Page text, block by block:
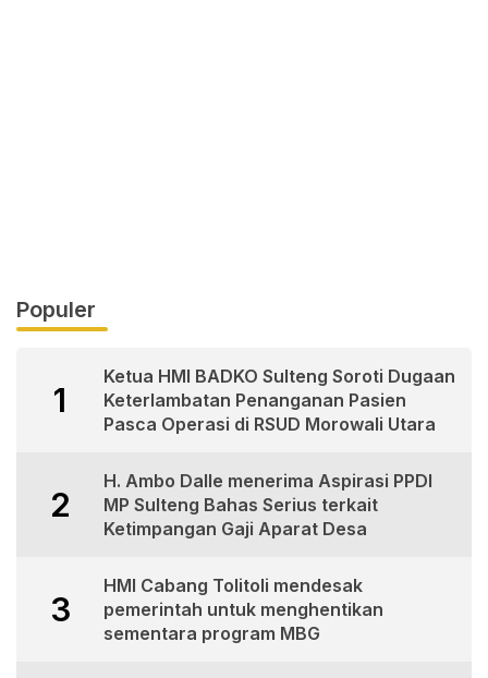
Populer
1
Ketua HMI BADKO Sulteng Soroti Dugaan
Keterlambatan Penanganan Pasien
Pasca Operasi di RSUD Morowali Utara
2
H. Ambo Dalle menerima Aspirasi PPDI
MP Sulteng Bahas Serius terkait
Ketimpangan Gaji Aparat Desa
3
HMI Cabang Tolitoli mendesak
pemerintah untuk menghentikan
sementara program MBG